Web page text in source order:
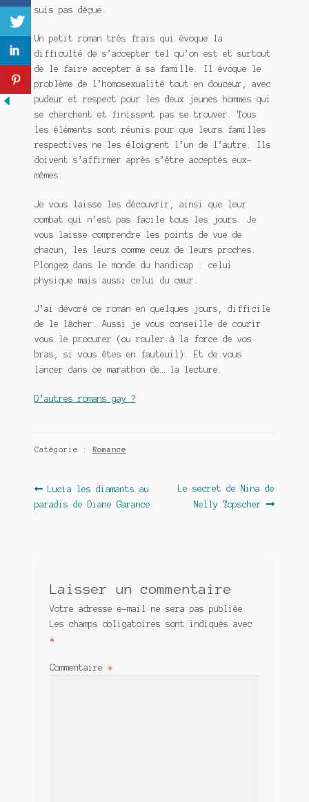
suis pas déçue.
Un petit roman très frais qui évoque la
difficulté de s’accepter tel qu’on est et surtout
de le faire accepter à sa famille. Il évoque le
problème de l’homosexualité tout en douceur, avec
pudeur et respect pour les deux jeunes hommes qui
se cherchent et finissent pas se trouver. Tous
les éléments sont réunis pour que leurs familles
respectives ne les éloignent l’un de l’autre. Ils
doivent s’affirmer après s’être acceptés eux-
mêmes.
Je vous laisse les découvrir, ainsi que leur
combat qui n’est pas facile tous les jours. Je
vous laisse comprendre les points de vue de
chacun, les leurs comme ceux de leurs proches.
Plongez dans le monde du handicap : celui
physique mais aussi celui du cœur.
J’ai dévoré ce roman en quelques jours, difficile
de le lâcher. Aussi je vous conseille de courir
vous le procurer (ou rouler à la force de vos
bras, si vous êtes en fauteuil). Et de vous
lancer dans ce marathon de… la lecture.
D’autres romans gay ?
Catégorie : Romance
Navigation
de
Article
précédent :
Lucia les diamants au
paradis de Diane Garance
Article
suivant :
Le secret de Nina de
Nelly Topscher
Laisser un commentaire
Votre adresse e-mail ne sera pas publiée.
Les champs obligatoires sont indiqués avec
*
Commentaire *